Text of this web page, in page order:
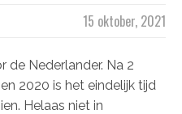
15 oktober, 2021
de Nederlander. Na 2
2020 is het eindelijk tijd
Helaas niet in